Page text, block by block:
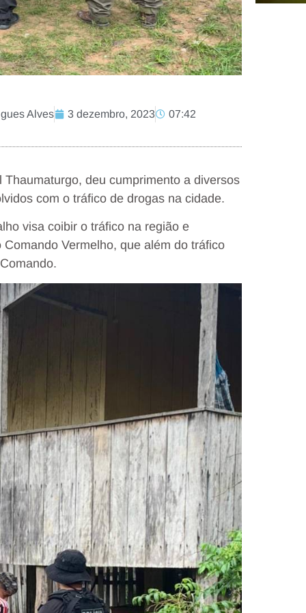
Alves 3 dezembro, 2023 07:42
deu cumprimento a diversos
com o tráfico de drogas na cidade.
visa coibir o tráfico na região e
Vermelho, que além do tráfico